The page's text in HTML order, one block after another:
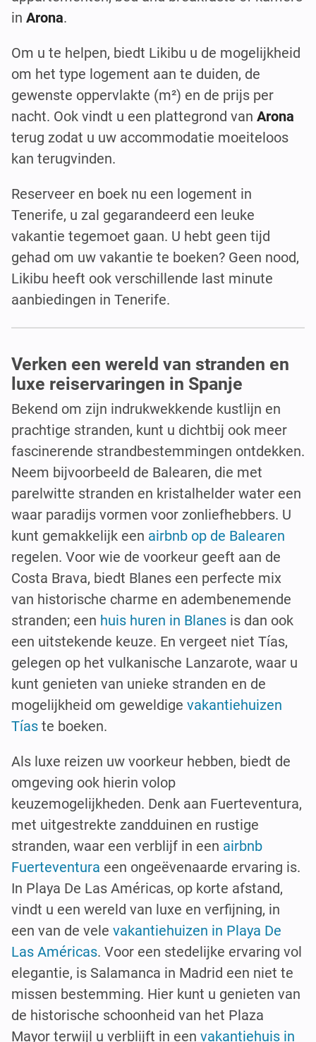
in Arona.
Om u te helpen, biedt Likibu u de mogelijkheid
om het type logement aan te duiden, de
gewenste oppervlakte (m²) en de prijs per
nacht. Ook vindt u een plattegrond van Arona
terug zodat u uw accommodatie moeiteloos
kan terugvinden.
Reserveer en boek nu een logement in
Tenerife, u zal gegarandeerd een leuke
vakantie tegemoet gaan. U hebt geen tijd
gehad om uw vakantie te boeken? Geen nood,
Likibu heeft ook verschillende last minute
aanbiedingen in Tenerife.
Verken een wereld van stranden en
luxe reiservaringen in Spanje
Bekend om zijn indrukwekkende kustlijn en
prachtige stranden, kunt u dichtbij ook meer
fascinerende strandbestemmingen ontdekken.
Neem bijvoorbeeld de Balearen, die met
parelwitte stranden en kristalhelder water een
waar paradijs vormen voor zonliefhebbers. U
kunt gemakkelijk een airbnb op de Balearen
regelen. Voor wie de voorkeur geeft aan de
Costa Brava, biedt Blanes een perfecte mix
van historische charme en adembenemende
stranden; een huis huren in Blanes is dan ook
een uitstekende keuze. En vergeet niet Tías,
gelegen op het vulkanische Lanzarote, waar u
kunt genieten van unieke stranden en de
mogelijkheid om geweldige vakantiehuizen
Tías te boeken.
Als luxe reizen uw voorkeur hebben, biedt de
omgeving ook hierin volop
keuzemogelijkheden. Denk aan Fuerteventura,
met uitgestrekte zandduinen en rustige
stranden, waar een verblijf in een airbnb
Fuerteventura een ongeëvenaarde ervaring is.
In Playa De Las Américas, op korte afstand,
vindt u een wereld van luxe en verfijning, in
een van de vele vakantiehuizen in Playa De
Las Américas. Voor een stedelijke ervaring vol
elegantie, is Salamanca in Madrid een niet te
missen bestemming. Hier kunt u genieten van
de historische schoonheid van het Plaza
Mayor terwijl u verblijft in een vakantiehuis in